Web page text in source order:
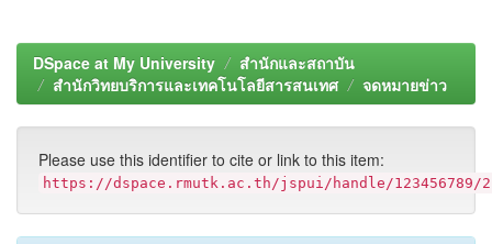
DSpace at My University
สำนักและสถาบัน
สำนักวิทยบริการและเทคโนโลยีสารสนเทศ
จดหมายข่าว
Please use this identifier to cite or link to this item:
https://dspace.rmutk.ac.th/jspui/handle/123456789/